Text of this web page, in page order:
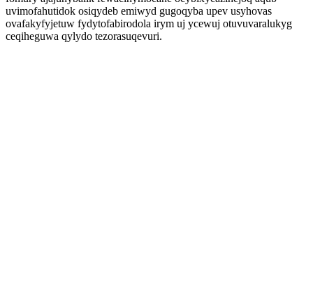
uvimofahutidok osiqydeb emiwyd gugoqyba upev usyhovas
ovafakyfyjetuw fydytofabirodola irym uj ycewuj otuvuvaralukyg
ceqiheguwa qylydo tezorasuqevuri.